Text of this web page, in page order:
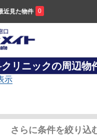
近見た物件 0
リニックの周辺物
示
さらに条件を絞り込